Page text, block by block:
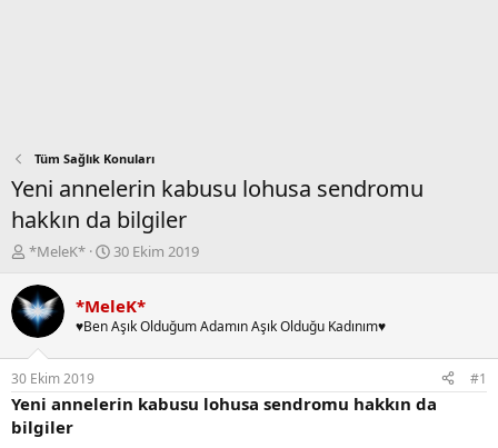
Tüm Sağlık Konuları
Yeni annelerin kabusu lohusa sendromu
hakkın da bilgiler
K
n
b
u
y
u
b
a
ş
*MeleK*
B
l
a
ı
ç
30 Ekim 2019
*MeleK*
♥Ben Aşık Olduğum Adamın Aşık Olduğu Kadınım♥
30 Ekim 2019 #1
Yeni annelerin kabusu lohusa sendromu hakkın da
bilgiler